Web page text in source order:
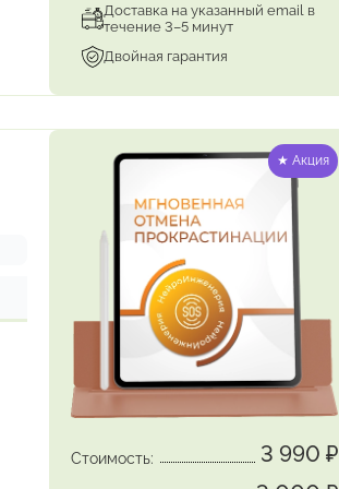
Доставка на указанный email в
течение 3–5 минут
Двойная гарантия
★ Акция
Стоимость: 3 990 ₽